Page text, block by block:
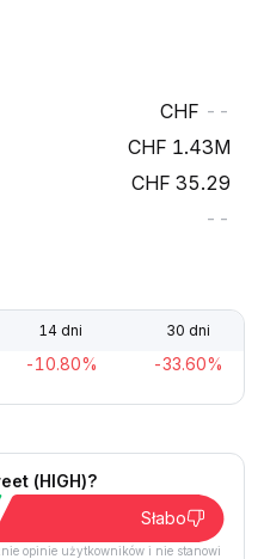
--
1.43M
35.29
--
14 dni 30 dni
-10.80% -33.60%
(HIGH)?
Słabo
opinie użytkowników i nie stanowi